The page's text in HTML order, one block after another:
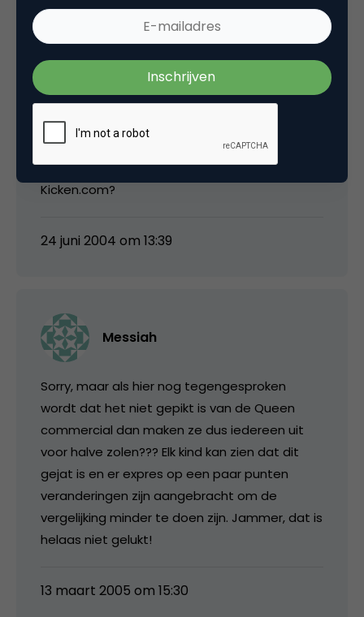
van iemand dat het erop lijkt. ‘Dat soort
dingen gebeurt kennelijk. Het zal wel. Is het
komkommertijd of zo bij jullie?’ Maar wat zegt
de jury in Cannes straks? Van der Wijk: ‘Dit
sturen we niet in naar Cannes, niemand daar
weet wie Bauer en Borsato zijn, dan krijg je van
die filmpjes met een gebruiksaanwijzing.’
Kicken.com?
24 juni 2004 om 13:39
Messiah
Sorry, maar als hier nog tegengesproken
wordt dat het niet gepikt is van de Queen
commercial dan maken ze dus iedereen uit
voor halve zolen??? Elk kind kan zien dat dit
gejat is en er expres op een paar punten
veranderingen zijn aangebracht om de
vergelijking minder te doen zijn. Jammer, dat is
helaas niet gelukt!
13 maart 2005 om 15:30